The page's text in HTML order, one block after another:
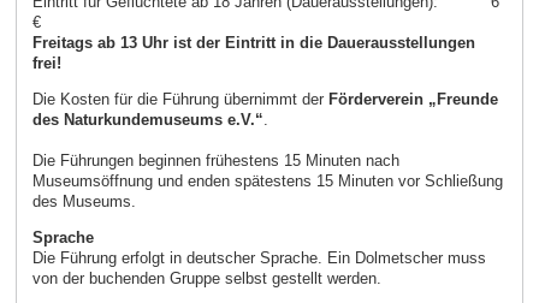
€
Freitags ab 13 Uhr ist der Eintritt in die Dauerausstellungen
frei!
Die Kosten für die Führung übernimmt der Förderverein „Freunde
des Naturkundemuseums e.V.“.
Die Führungen beginnen frühestens 15 Minuten nach
Museumsöffnung und enden spätestens 15 Minuten vor Schließung
des Museums.
Sprache
Die Führung erfolgt in deutscher Sprache. Ein Dolmetscher muss
von der buchenden Gruppe selbst gestellt werden.